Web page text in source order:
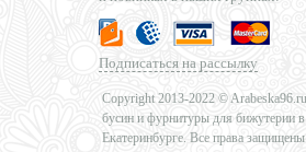
Подписаться на рассылку
Copyright 2013-2022 ©
бусин и фурнитуры для бижутерии в
Екатеринбурге. Все права